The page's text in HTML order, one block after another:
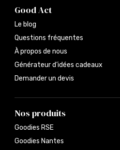
Good Act
Le blog
Questions fréquentes
À propos de nous
Générateur d’idées cadeaux
Demander un devis
Nos produits
Goodies RSE
Goodies Nantes